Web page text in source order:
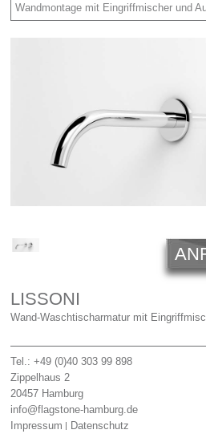
Kamin
Carl Hansen
Outlet
Wandmontage mit Eingriffmischer und
LISSONI
Wand-Waschtischarmatur mit
Tel.: +49 (0)40 303 99 898
Zippelhaus 2
20457 Hamburg
info@flagstone-hamburg.de
Impressum
Datenschutz